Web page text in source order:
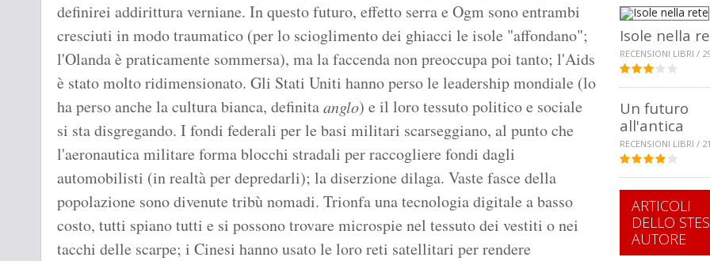
definirei addirittura verniane. In questo futuro, effetto serra e Ogm sono entrambi
cresciuti in modo traumatico (per lo scioglimento dei ghiacci le isole "affondano";
l'Olanda è praticamente sommersa), ma la faccenda non preoccupa poi tanto; l'Aids
è stato molto ridimensionato. Gli Stati Uniti hanno perso le leadership mondiale (lo
ha perso anche la cultura bianca, definitaanglo) e il loro tessuto politico e sociale
si sta disgregando. I fondi federali per le basi militari scarseggiano, al punto che
l'aeronautica militare forma blocchi stradali per raccogliere fondi dagli
automobilisti (in realtà per depredarli); la diserzione dilaga. Vaste fasce della
popolazione sono divenute tribù nomadi. Trionfa una tecnologia digitale a basso
costo, tutti spiano tutti e si possono trovare microspie nel tessuto dei vestiti o nei
tacchi delle scarpe; i Cinesi hanno usato le loro reti satellitari per rendere
Isole nella
RECENSIONI LIBRI /
Un futuro
all'antica
RECENSIONI LIBRI /
ARTICOLI
DELLO
AUTORE